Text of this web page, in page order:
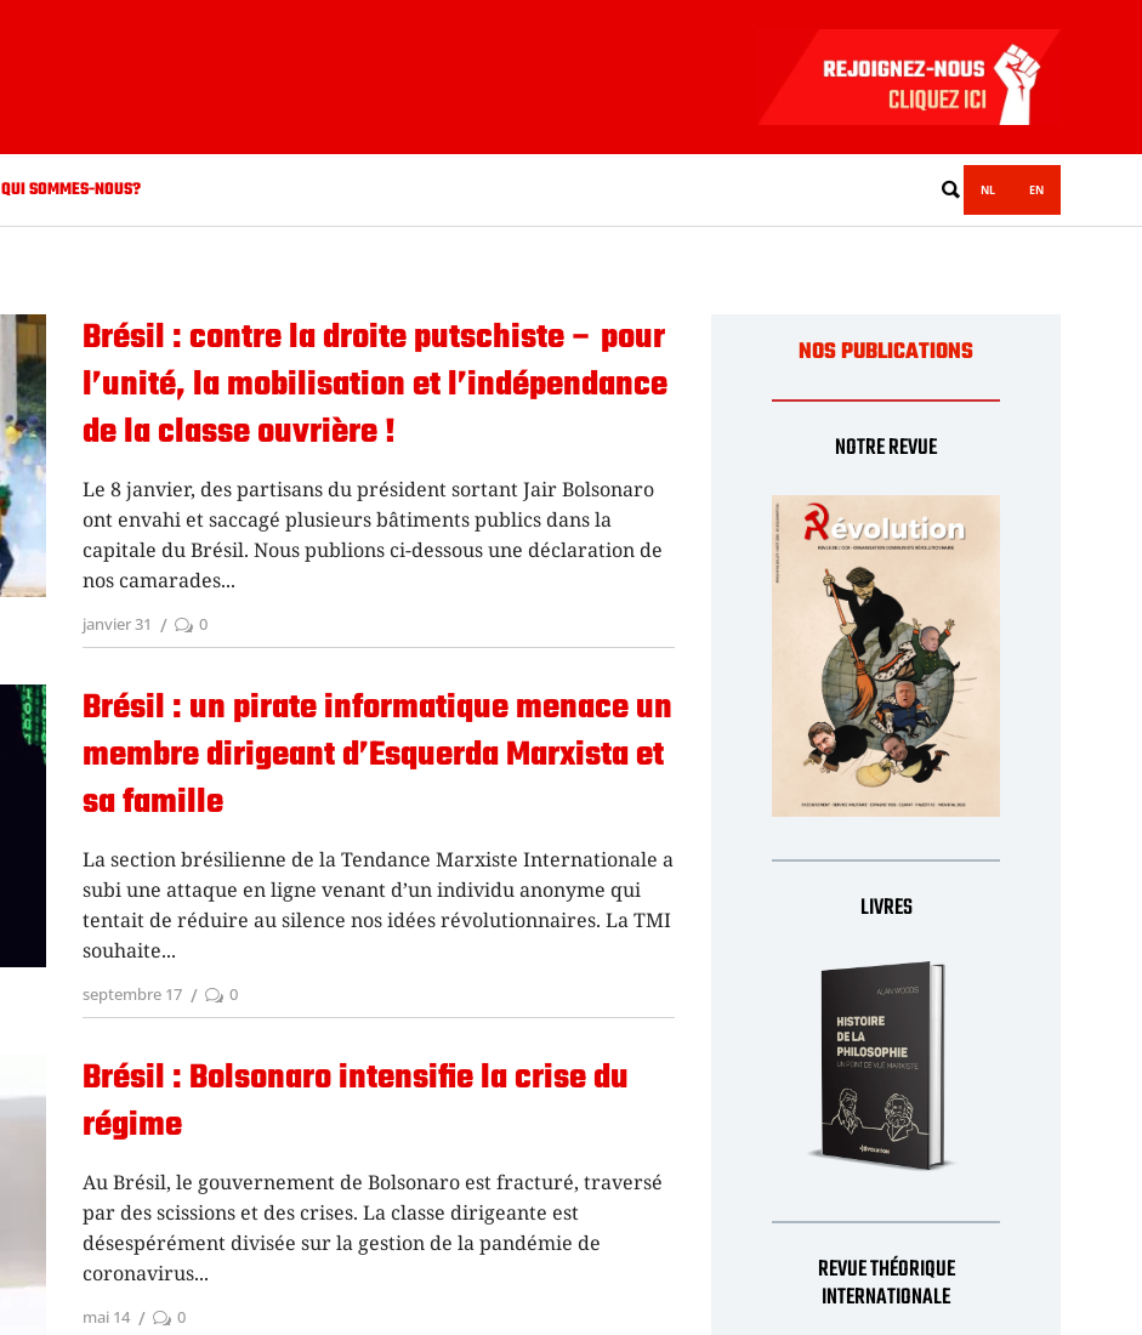
QUI SOMMES-NOUS? NL EN
Brésil : contre la droite putschiste – pour
l’unité, la mobilisation et l’indépendance
de la classe ouvrière !
Le 8 janvier, des partisans du président sortant Jair Bolsonaro
ont envahi et saccagé plusieurs bâtiments publics dans la
capitale du Brésil. Nous publions ci-dessous une déclaration de
nos camarades
janvier 31 0
Brésil : un pirate informatique menace un
membre dirigeant d’Esquerda Marxista et
sa famille
La section brésilienne de la Tendance Marxiste Internationale a
subi une attaque en ligne venant d’un individu anonyme qui
tentait de réduire au silence nos idées révolutionnaires. La TMI
souhaite
septembre 17 0
Brésil : Bolsonaro intensifie la crise du
régime
Au Brésil, le gouvernement de Bolsonaro est fracturé, traversé
par des scissions et des crises. La classe dirigeante est
désespérément divisée sur la gestion de la pandémie de
coronavirus
mai 14 0
NOS PUBLICATIONS
NOTRE REVUE
LIVRES
REVUE THÉORIQUE
INTERNATIONALE